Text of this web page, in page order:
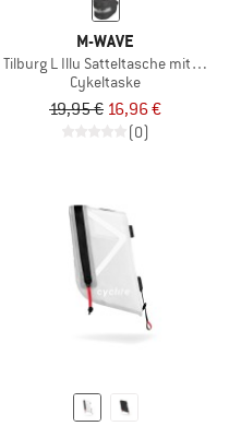
M-WAVE
Tilburg L Illu Satteltasche mit LED
Cykeltaske
19,95 € 16,96 €
(0)